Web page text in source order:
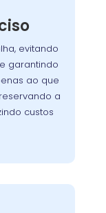
evitando
garantindo
ao que
a
custos
de
a vida útil
o cliente
precisa ser